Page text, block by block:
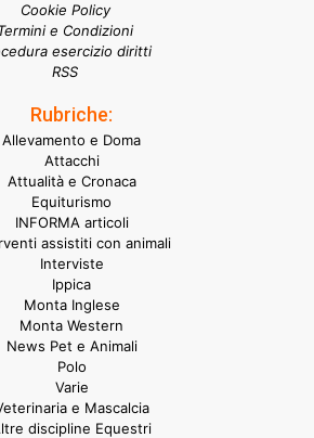
Cookie Policy
e Condizioni
esercizio diritti
RSS
Rubriche:
Allevamento e Doma
Attacchi
Attualità e Cronaca
Equiturismo
INFORMA articoli
assistiti con animali
Interviste
Ippica
Monta Inglese
Monta Western
News Pet e Animali
Polo
Varie
e Mascalcia
discipline Equestri